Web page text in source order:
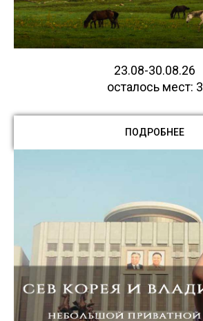
23.08-30.08.26
осталось мест: 3
ПОДРОБНЕЕ